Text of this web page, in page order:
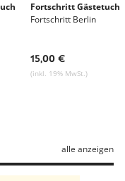
Löffler
Fortschritt Gästetuch
Fortschritt Berlin
15,00 €
(inkl. 19% MwSt.)
alle anzeigen